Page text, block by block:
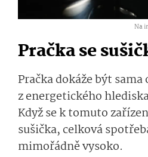
Na
Pračka se
Pračka dokáže být sama
z energetického
Když se k tomuto
sušička, celková
mimořádně vysoko.